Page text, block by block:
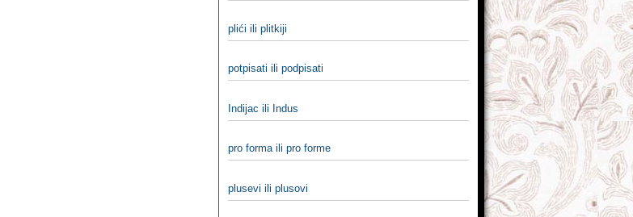
plići ili plitkiji
potpisati ili podpisati
Indijac ili Indus
pro forma ili pro forme
plusevi ili plusovi